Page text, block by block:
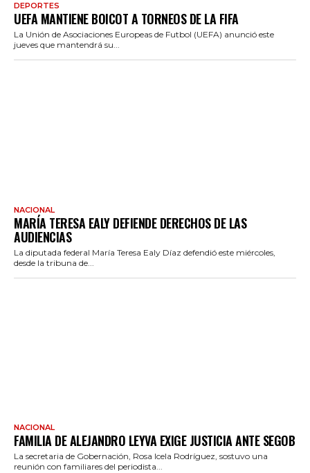
DEPORTES
UEFA MANTIENE BOICOT A TORNEOS DE LA FIFA
La Unión de Asociaciones Europeas de Futbol (UEFA) anunció este
jueves que mantendrá su...
NACIONAL
MARÍA TERESA EALY DEFIENDE DERECHOS DE LAS
AUDIENCIAS
La diputada federal María Teresa Ealy Díaz defendió este miércoles,
desde la tribuna de...
NACIONAL
FAMILIA DE ALEJANDRO LEYVA EXIGE JUSTICIA ANTE SEGOB
La secretaria de Gobernación, Rosa Icela Rodríguez, sostuvo una
reunión con familiares del periodista...